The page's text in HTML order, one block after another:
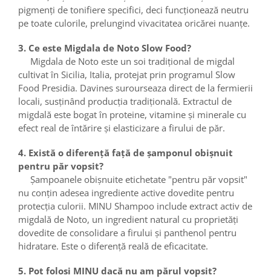
pigmenți de tonifiere specifici, deci funcționează neutru
pe toate culorile, prelungind vivacitatea oricărei nuanțe.
3. Ce este Migdala de Noto Slow Food?
Migdala de Noto este un soi tradițional de migdal
cultivat în Sicilia, Italia, protejat prin programul Slow
Food Presidia. Davines surourseaza direct de la fermierii
locali, susținând producția tradițională. Extractul de
migdală este bogat în proteine, vitamine și minerale cu
efect real de întărire și elasticizare a firului de păr.
4. Există o diferență față de șamponul obișnuit
pentru păr vopsit?
Șampoanele obișnuite etichetate "pentru păr vopsit"
nu conțin adesea ingrediente active dovedite pentru
protecția culorii. MINU Shampoo include extract activ de
migdală de Noto, un ingredient natural cu proprietăți
dovedite de consolidare a firului și panthenol pentru
hidratare. Este o diferență reală de eficacitate.
5. Pot folosi MINU dacă nu am părul vopsit?